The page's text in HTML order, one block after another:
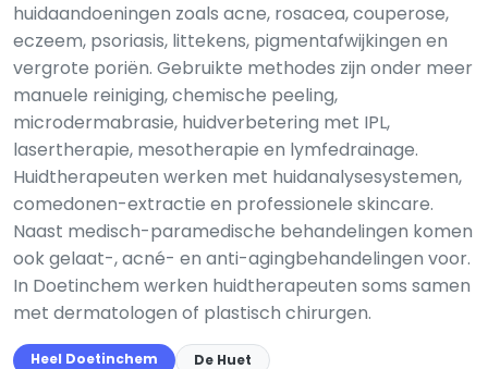
huidaandoeningen zoals acne, rosacea, couperose,
eczeem, psoriasis, littekens, pigmentafwijkingen en
vergrote poriën. Gebruikte methodes zijn onder meer
manuele reiniging, chemische peeling,
microdermabrasie, huidverbetering met IPL,
lasertherapie, mesotherapie en lymfedrainage.
Huidtherapeuten werken met huidanalysesystemen,
comedonen-extractie en professionele skincare.
Naast medisch-paramedische behandelingen komen
ook gelaat-, acné- en anti-agingbehandelingen voor.
In Doetinchem werken huidtherapeuten soms samen
met dermatologen of plastisch chirurgen.
Heel Doetinchem
De Huet